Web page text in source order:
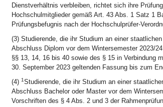
Dienstverhältnis verbleiben, richtet sich ihre
Hochschulmitglieder gemäß Art. 43 Abs. 1 Satz 1
Prüfungsbefugnis nach der Hochschulprüfer-
(3) Studierende, die ihr Studium an einer
Abschluss Diplom vor dem Wintersemester 2023/
§§ 13, 14, 16 bis 40 sowie des § 15 in Verbindung
30. September 2023 geltenden Fassung bis zum
(4) 1Studierende, die ihr Studium an einer
Abschluss Bachelor oder Master vor dem
Vorschriften des § 4 Abs. 2 und 3 der